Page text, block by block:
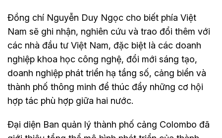
Đồng chí Nguyễn Duy Ngọc cho biết phía Việt
Nam sẽ ghi nhận, nghiên cứu và trao đổi thêm với
các nhà đầu tư Việt Nam, đặc biệt là các doanh
nghiệp khoa học công nghệ, đổi mới sáng tạo,
doanh nghiệp phát triển hạ tầng số, cảng biển và
thành phố thông minh để thúc đẩy những cơ hội
hợp tác phù hợp giữa hai nước.
Đại diện Ban quản lý thành phố cảng Colombo đã